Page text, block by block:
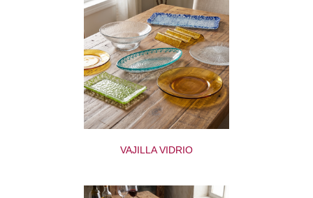
VAJILLA VIDRIO